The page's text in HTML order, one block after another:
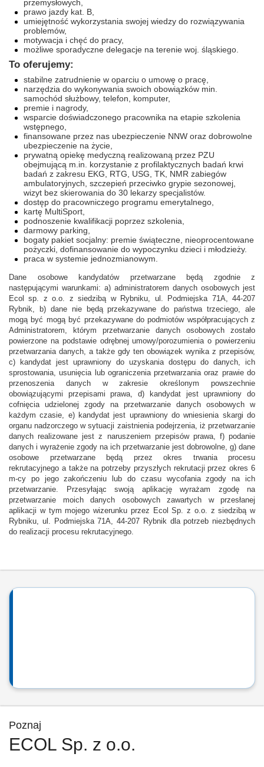
przemysłowych,
prawo jazdy kat. B,
umiejętność wykorzystania swojej wiedzy do rozwiązywania
problemów,
motywacja i chęć do pracy,
możliwe sporadyczne delegacje na terenie woj. śląskiego.
To oferujemy:
stabilne zatrudnienie w oparciu o umowę o pracę,
narzędzia do wykonywania swoich obowiązków min.
samochód służbowy, telefon, komputer,
premie i nagrody,
wsparcie doświadczonego pracownika na etapie szkolenia
wstępnego,
finansowane przez nas ubezpieczenie NNW oraz dobrowolne
ubezpieczenie na życie,
prywatną opiekę medyczną realizowaną przez PZU
obejmującą m.in. korzystanie z profilaktycznych badań krwi
badań z zakresu EKG, RTG, USG, TK, NMR zabiegów
ambulatoryjnych, szczepień przeciwko grypie sezonowej,
wizyt bez skierowania do 30 lekarzy specjalistów.
dostęp do pracowniczego programu emerytalnego,
kartę MultiSport,
podnoszenie kwalifikacji poprzez szkolenia,
darmowy parking,
bogaty pakiet socjalny: premie świąteczne, nieoprocentowane
pożyczki, dofinansowanie do wypoczynku dzieci i młodzieży.
praca w systemie jednozmianowym.
Dane osobowe kandydatów przetwarzane będą zgodnie z
następującymi warunkami: a) administratorem danych osobowych jest
Ecol sp. z o.o. z siedzibą w Rybniku, ul. Podmiejska 71A, 44-207
Rybnik, b) dane nie będą przekazywane do państwa trzeciego, ale
mogą być mogą być przekazywane do podmiotów współpracujących z
Administratorem, którym przetwarzanie danych osobowych zostało
powierzone na podstawie odrębnej umowy/porozumienia o powierzeniu
przetwarzania danych, a także gdy ten obowiązek wynika z przepisów,
c) kandydat jest uprawniony do uzyskania dostępu do danych, ich
sprostowania, usunięcia lub ograniczenia przetwarzania oraz prawie do
przenoszenia danych w zakresie określonym powszechnie
obowiązującymi przepisami prawa, d) kandydat jest uprawniony do
cofnięcia udzielonej zgody na przetwarzanie danych osobowych w
każdym czasie, e) kandydat jest uprawniony do wniesienia skargi do
organu nadzorczego w sytuacji zaistnienia podejrzenia, iż przetwarzanie
danych realizowane jest z naruszeniem przepisów prawa, f) podanie
danych i wyrażenie zgody na ich przetwarzanie jest dobrowolne, g) dane
osobowe przetwarzane będą przez okres trwania procesu
rekrutacyjnego a także na potrzeby przyszłych rekrutacji przez okres 6
m-cy po jego zakończeniu lub do czasu wycofania zgody na ich
przetwarzanie. Przesyłając swoją aplikację wyrażam zgodę na
przetwarzanie moich danych osobowych zawartych w przesłanej
aplikacji w tym mojego wizerunku przez Ecol Sp. z o.o. z siedzibą w
Rybniku, ul. Podmiejska 71A, 44-207 Rybnik dla potrzeb niezbędnych
do realizacji procesu rekrutacyjnego.
Poznaj
ECOL Sp. z o.o.